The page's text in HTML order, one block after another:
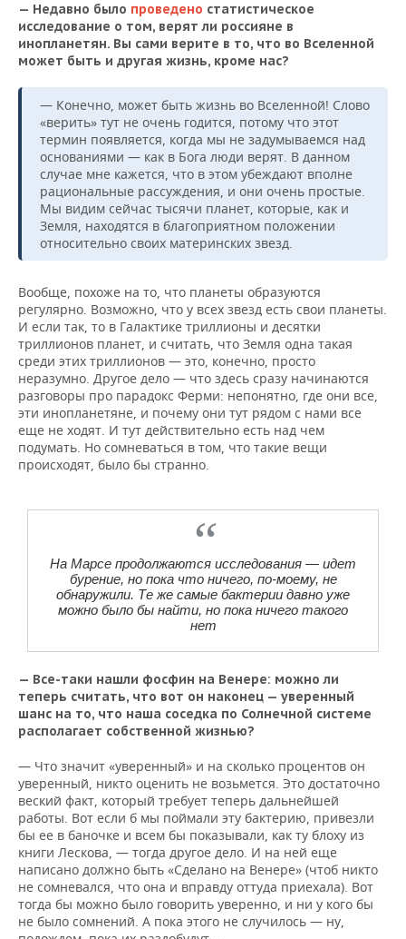
— Недавно было проведено статистическое
исследование о том, верят ли россияне в
инопланетян. Вы сами верите в то, что во Вселенной
может быть и другая жизнь, кроме нас?
— Конечно, может быть жизнь во Вселенной! Слово
«верить» тут не очень годится, потому что этот
термин появляется, когда мы не задумываемся над
основаниями — как в Бога люди верят. В данном
случае мне кажется, что в этом убеждают вполне
рациональные рассуждения, и они очень простые.
Мы видим сейчас тысячи планет, которые, как и
Земля, находятся в благоприятном положении
относительно своих материнских звезд.
Вообще, похоже на то, что планеты образуются
регулярно. Возможно, что у всех звезд есть свои планеты.
И если так, то в Галактике триллионы и десятки
триллионов планет, и считать, что Земля одна такая
среди этих триллионов — это, конечно, просто
неразумно. Другое дело — что здесь сразу начинаются
разговоры про парадокс Ферми: непонятно, где они все,
эти инопланетяне, и почему они тут рядом с нами все
еще не ходят. И тут действительно есть над чем
подумать. Но сомневаться в том, что такие вещи
происходят, было бы странно.
На Марсе продолжаются исследования — идет
бурение, но пока что ничего, по-моему, не
обнаружили. Те же самые бактерии давно уже
можно было бы найти, но пока ничего такого
нет
— Все-таки нашли фосфин на Венере: можно ли
теперь считать, что вот он наконец — уверенный
шанс на то, что наша соседка по Солнечной системе
располагает собственной жизнью?
— Что значит «уверенный» и на сколько процентов он
уверенный, никто оценить не возьмется. Это достаточно
веский факт, который требует теперь дальнейшей
работы. Вот если б мы поймали эту бактерию, привезли
бы ее в баночке и всем бы показывали, как ту блоху из
книги Лескова, — тогда другое дело. И на ней еще
написано должно быть «Сделано на Венере» (чтоб никто
не сомневался, что она и вправду оттуда приехала). Вот
тогда бы можно было говорить уверенно, и ни у кого бы
не было сомнений. А пока этого не случилось — ну,